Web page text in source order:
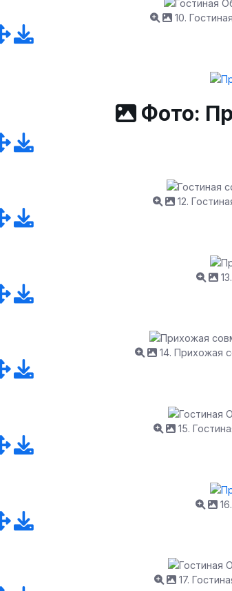
10.
Фото:
12.
14. Прихожая
15.
17.